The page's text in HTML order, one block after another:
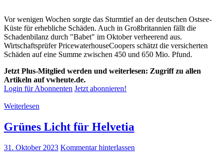
Vor wenigen Wochen sorgte das Sturmtief an der deutschen Ostsee-
Küste für erhebliche Schäden. Auch in Großbritannien fällt die
Schadenbilanz durch "Babet" im Oktober verheerend aus.
Wirtschaftsprüfer PricewaterhouseCoopers schätzt die versicherten
Schäden auf eine Summe zwischen 450 und 650 Mio. Pfund.
Jetzt Plus-Mitglied werden und weiterlesen: Zugriff zu allen
Artikeln auf vwheute.de.
Login für Abonnenten Jetzt abonnieren!
Weiterlesen
Grünes Licht für Helvetia
31. Oktober 2023 Kommentar hinterlassen